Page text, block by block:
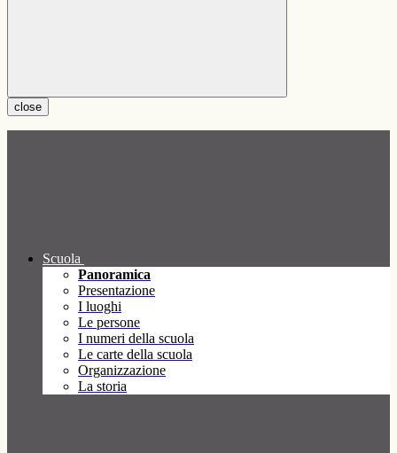
close
Scuola
Panoramica
Presentazione
I luoghi
Le persone
I numeri della scuola
Le carte della scuola
Organizzazione
La storia